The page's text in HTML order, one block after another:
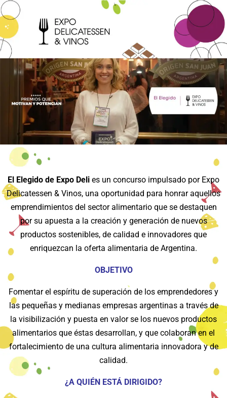
El Elegido de Expo Deli es un concurso impulsado por Expo
Delicatessen & Vinos, una oportunidad para honrar aquellos
emprendimientos del sector alimentario que se destaquen
por su apuesta a la creación y generación de nuevos
productos sostenibles, de calidad e innovadores que
enriquezcan la oferta alimentaria de Argentina.
OBJETIVO
Fomentar el espíritu de superación de los emprendedores y
las pequeñas y medianas empresas argentinas a través de
la visibilización y puesta en valor se los nuevos productos
alimentarios que éstas desarrollan, y que colaboran en el
fortalecimiento de una cultura alimentaria innovadora y de
calidad.
¿A QUIÉN ESTÁ DIRIGIDO?